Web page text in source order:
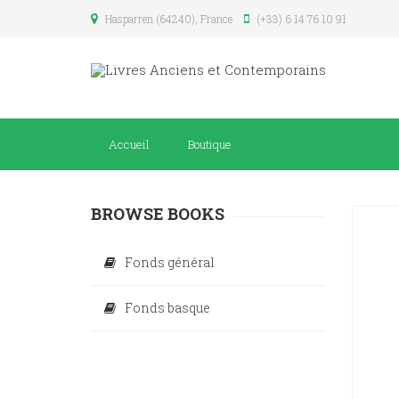
Hasparren (64240), France (+33) 6 14 76 10 91
Accueil Boutique
BROWSE BOOKS
Fonds général
Fonds basque